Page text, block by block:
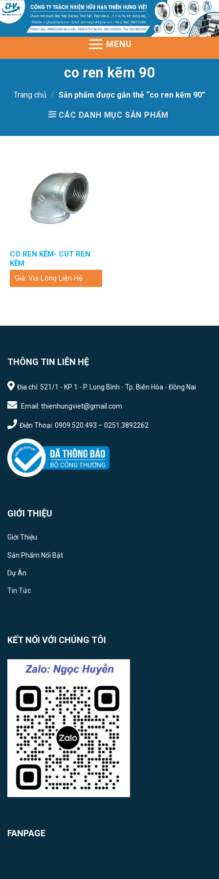
Skip
to
MENU
co ren kẽm 90
Trang chủ / Sản phẩm được gắn thẻ “co ren kẽm 90”
CÁC DANH MỤC SẢN PHẨM
CO REN KẼM- CÚT REN
KẼM
Giá: Vui Lòng Liên Hệ
THÔNG TIN LIÊN HỆ
Địa chỉ: 521/1 - KP 1 - P. Long Bình - Tp. Biên Hòa - Đồng Nai
Email: thienhungviet@gmail.com
Điện Thoại: 0909.520.493 – 0251.3892262
GIỚI THIỆU
Giới Thiệu
Sản Phẩm Nổi Bật
Dự Án
Tin Tức
KẾT NỐI VỚI CHÚNG TÔI
FANPAGE